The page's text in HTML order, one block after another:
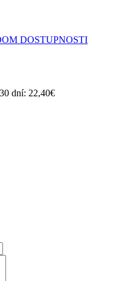
DOSTUPNOSTI
dní: 22,40€